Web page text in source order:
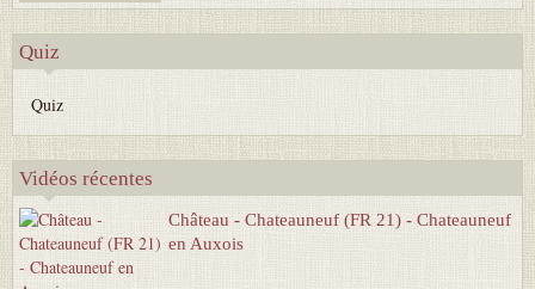
Quiz
Quiz
Vidéos récentes
Château - Chateauneuf (FR 21) - Chateauneuf
en Auxois